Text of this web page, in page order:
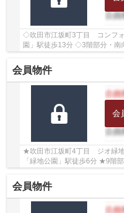
◇吹田市江坂町3丁目 コンフ
園」駅徒歩13分 ◇3階部分・南
会員物件
会
★吹田市江坂町4丁目 ジオ緑
「緑地公園」駅徒歩6分 ★9階
会員物件